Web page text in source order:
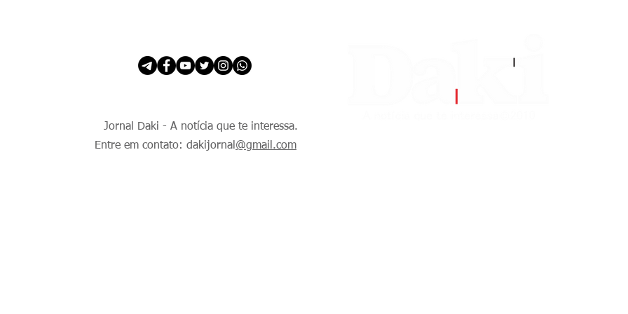
Jornal Daki - A notícia que te interessa.
Entre em contato: dakijornal @gmail.com